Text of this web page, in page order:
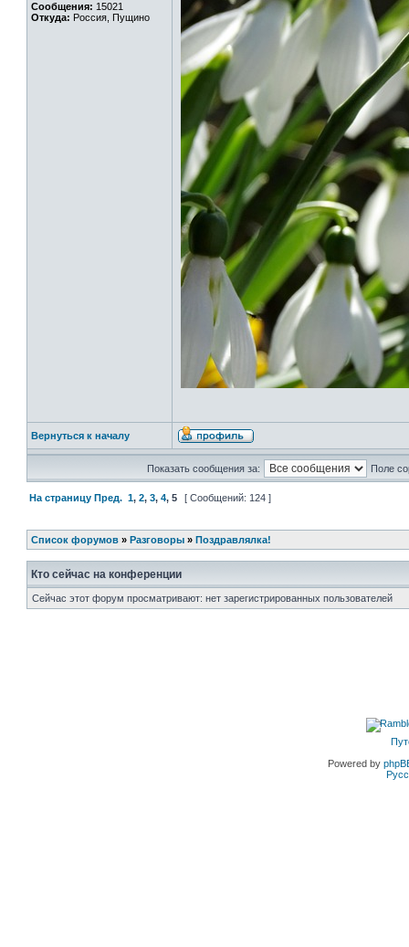
Сообщения: 15021
Откуда: Россия, Пущино
Вернуться к началу
Показать сообщения за: Поле
На страницу Пред. 1, 2, 3, 4, 5 [ Сообщений: 124 ]
Список форумов » Разговоры » Поздравлялка!
Кто сейчас на конференции
Сейчас этот форум просматривают: нет зарегистрированных пользователей
Powered by